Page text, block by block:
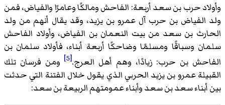
وأولاد حرب بن سعد أربعة: الفاحش ومالكًا وعامرًا والفياض، فمن
ولد الفياض بن حرب آل عمرو بن يزيد، وقد يقال أنهم من ولد
الحارث بن سعد من بيت النعمان بن الفياض، وأولاد الفاحش
سلمان وسباقًا ومسلمًا وضاحكًا أربعة أبناء، فأولاد سلمان بن
الفاحش بن حرب: زيادًا، وهم أهل العرج.[5]
ومن فرسان تلك
القبيلة عمرو بن يزيد الحربي الذي يقول خلال الفتنة التي حدثت
بين أبناء سعد بن سعد وأبناء عمومتهم الربيعة بن سعد: